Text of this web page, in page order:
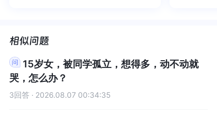
觉轻快了很多，感觉轻松了。很感
了很多，感觉轻松了。很感谢咨询
15岁女，被同学孤立，想得多，动不动就
哭，怎么办？
3回答 · 2026.08.07 00:34:35